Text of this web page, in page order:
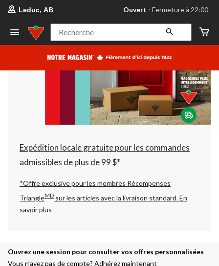
votre
préféré
Leduc,
AB,
courament
Fermeture
à
22:00
cliquer
pour
changer
Leduc, AB Ouvert ⋅ Fermeture à 22:00
Recherche
Expédition locale gratuite pour les commandes
admissibles de plus de 99 $*
*Offre exclusive pour les membres Récompenses
TriangleMD sur les articles avec la livraison standard.En
savoir plus
Ouvrez une session pour consulter vos offres personnalisées
Vous n’avez pas de compte? Adhérez maintenant